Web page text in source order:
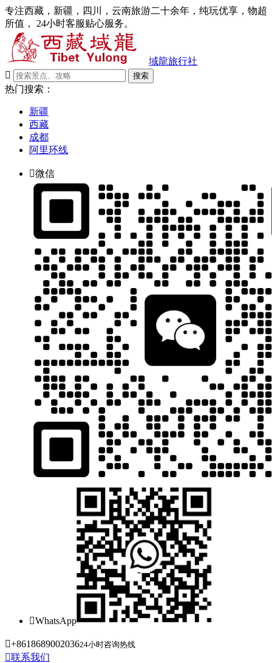
专注西藏，新疆，四川，云南旅游二十余年，纯玩优享，物超
所值， 24小时客服贴心服务。
域龍旅行社

搜索
热门搜索：
新疆
西藏
成都
阿里环线
微信
WhatsApp
+861868900203624小时咨询热线
联系我们